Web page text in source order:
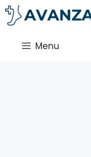
Saltar
al
Menu